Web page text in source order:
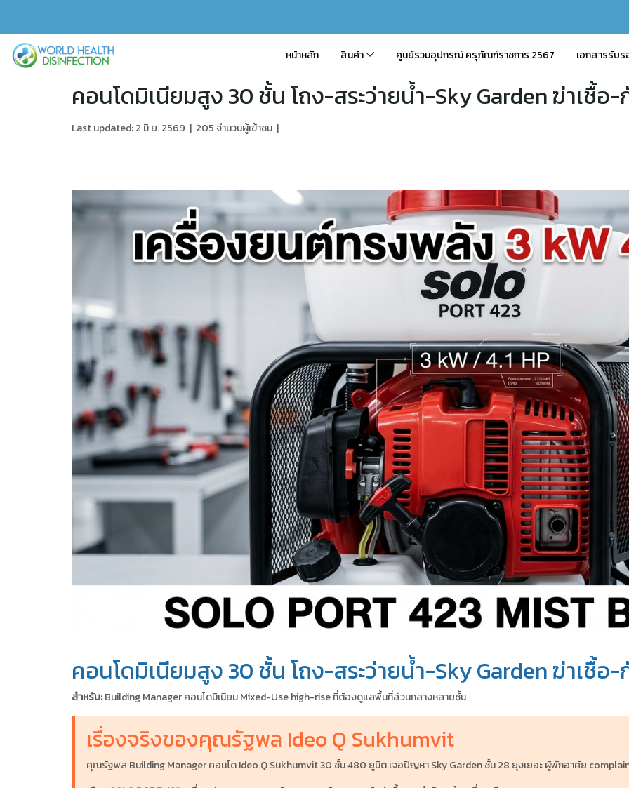
หน้าหลัก สินค้า ศูนย์รวมอุปกรณ์ ครุภัณฑ์ราชการ 2567 เอกสารรับ
คอนโดมิเนียมสูง 30 ชั้น โถง-สระว่ายน้ำ-Sky Garden ฆ่าเชื้อ-
Last updated: 2 มิ.ย. 2569 | 205 จำนวนผู้เข้าชม |
คอนโดมิเนียมสูง 30 ชั้น โถง-สระว่ายน้ำ-Sky Garden ฆ่าเชื้อ-
สำหรับ:Building Manager คอนโดมิเนียม Mixed-Use high-rise ที่ต้องดูแลพื้นที่ส่วนกลางหลายชั้น
เรื่องจริงของคุณรัฐพล Ideo Q Sukhumvit
คุณรัฐพล Building Manager คอนโด Ideo Q Sukhumvit 30 ชั้น 480 ยูนิต เจอปัญหา Sky Garden ชั้น 28 ยุงเยอะ ผู้พักอาศัย